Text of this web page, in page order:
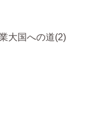
大国への道(2)